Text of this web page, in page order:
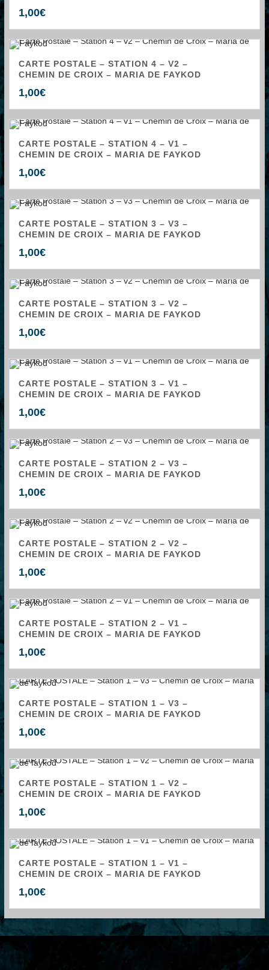
1,00€
CARTE POSTALE – STATION 4 – V2 –
CHEMIN DE CROIX – MARIA DE FAYKOD
1,00€
CARTE POSTALE – STATION 4 – V1 –
CHEMIN DE CROIX – MARIA DE FAYKOD
1,00€
CARTE POSTALE – STATION 3 – V3 –
CHEMIN DE CROIX – MARIA DE FAYKOD
1,00€
CARTE POSTALE – STATION 3 – V2 –
CHEMIN DE CROIX – MARIA DE FAYKOD
1,00€
CARTE POSTALE – STATION 3 – V1 –
CHEMIN DE CROIX – MARIA DE FAYKOD
1,00€
CARTE POSTALE – STATION 2 – V3 –
CHEMIN DE CROIX – MARIA DE FAYKOD
1,00€
CARTE POSTALE – STATION 2 – V2 –
CHEMIN DE CROIX – MARIA DE FAYKOD
1,00€
CARTE POSTALE – STATION 2 – V1 –
CHEMIN DE CROIX – MARIA DE FAYKOD
1,00€
CARTE POSTALE – STATION 1 – V3 –
CHEMIN DE CROIX – MARIA DE FAYKOD
1,00€
CARTE POSTALE – STATION 1 – V2 –
CHEMIN DE CROIX – MARIA DE FAYKOD
1,00€
CARTE POSTALE – STATION 1 – V1 –
CHEMIN DE CROIX – MARIA DE FAYKOD
1,00€